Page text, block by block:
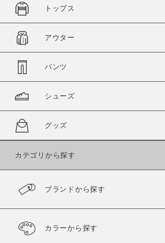
トップス
アウター
パンツ
シューズ
グッズ
カテゴリから探す
ブランドから探す
カラーから探す